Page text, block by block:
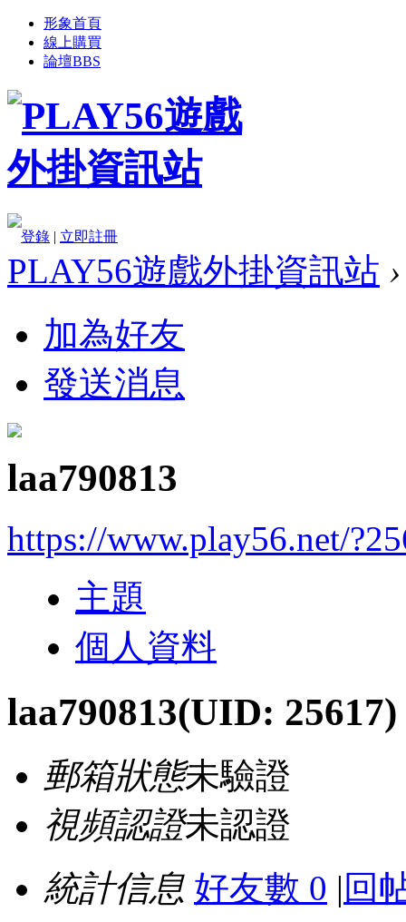
形象首頁
線上購買
論壇BBS
登錄 | 立即註冊
PLAY56遊戲外掛資訊站 ›
加為好友
發送消息
laa790813
https://www.play56.net/
主題
個人資料
laa790813(UID: 25617)
郵箱狀態未驗證
視頻認證未認證
統計信息 好友數 0 | 回